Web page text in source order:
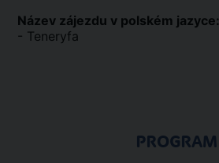
Název zájezdu v polském jazyce:
- Teneryfa
PROGRAM